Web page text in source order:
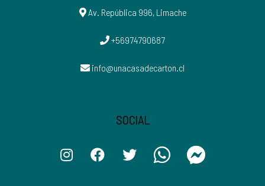
Av. República 996, Limache
+56974790687
info@unacasadecarton.cl
SOCIAL